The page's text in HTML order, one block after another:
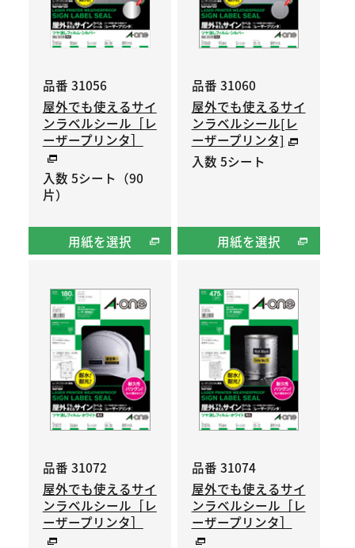
品番 31056
屋外でも使えるサイ
ンラベルシール［レ
ーザープリンタ］
入数 5シート（90
片）
用紙を選択
品番 31060
屋外でも使えるサイ
ンラベルシール[レ
ーザープリンタ]
入数 5シート
用紙を選択
品番 31072
屋外でも使えるサイ
ンラベルシール［レ
ーザープリンタ］
品番 31074
屋外でも使えるサイ
ンラベルシール［レ
ーザープリンタ］